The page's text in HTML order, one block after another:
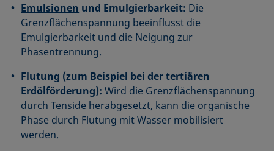
Emulsionen und Emulgierbarkeit: Die
Grenzflächenspannung beeinflusst die
Emulgierbarkeit und die Neigung zur
Phasentrennung.
Flutung (zum Beispiel bei der tertiären
Erdölförderung): Wird die Grenzflächenspannung
durchTenside herabgesetzt, kann die organische
Phase durch Flutung mit Wasser mobilisiert
werden.